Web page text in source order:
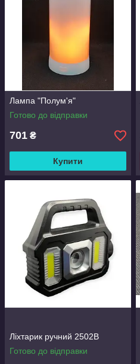
Лампа "Полум'я"
Готово до відправки
701 ₴
Купити
Ліхтарик ручний 2502B
Готово до відправки